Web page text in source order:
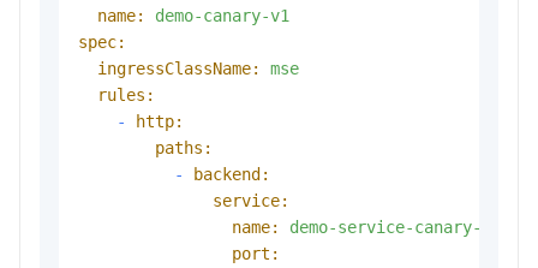
name:
demo-canary-v1
spec:
ingressClassName:
mse
rules:
-
http:
paths:
-
backend:
service:
name:
demo-service-canary-v1
port: